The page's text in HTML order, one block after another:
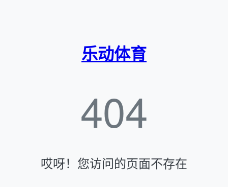
乐动体育
404
哎呀！您访问的页面不存在